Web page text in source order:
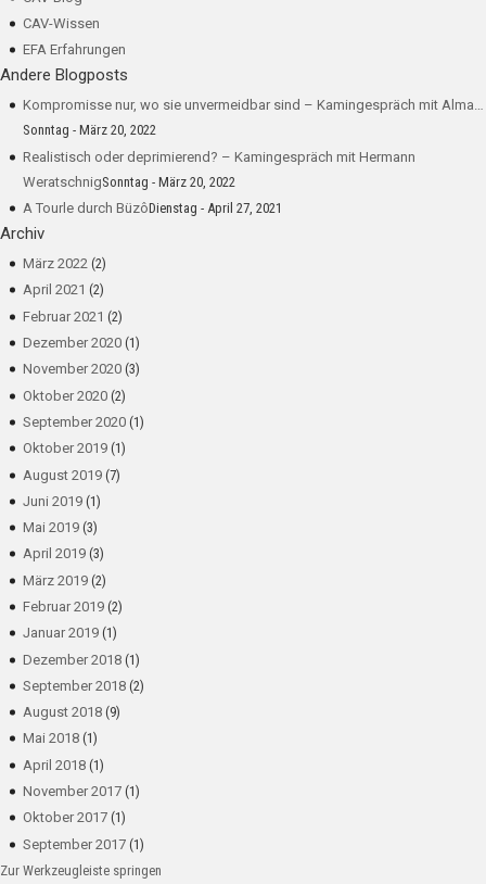
CAV-Wissen
EFA Erfahrungen
Andere Blogposts
Kompromisse nur, wo sie unvermeidbar sind – Kamingespräch mit Alma…
Sonntag - März 20, 2022
Realistisch oder deprimierend? – Kamingespräch mit Hermann
WeratschnigSonntag - März 20, 2022
A Tourle durch BüzôDienstag - April 27, 2021
Archiv
März 2022(2)
April 2021 (2)
Februar 2021 (2)
Dezember 2020(1)
November 2020(3)
Oktober 2020(2)
September 2020(1)
Oktober 2019(1)
August 2019(7)
Juni 2019(1)
Mai 2019(3)
April 2019(3)
März 2019(2)
Februar 2019(2)
Januar 2019(1)
Dezember 2018(1)
September 2018(2)
August 2018(9)
Mai 2018(1)
April 2018(1)
November 2017(1)
Oktober 2017(1)
September 2017(1)
Zur Werkzeugleiste springen